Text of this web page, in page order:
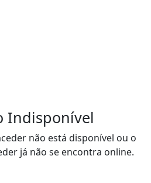
Indisponível
não está disponível ou o
já não se encontra online.